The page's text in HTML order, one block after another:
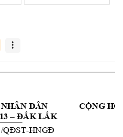
DÂN
– ĐẮK LẮK
/QĐST-HNGĐ
CỘNG